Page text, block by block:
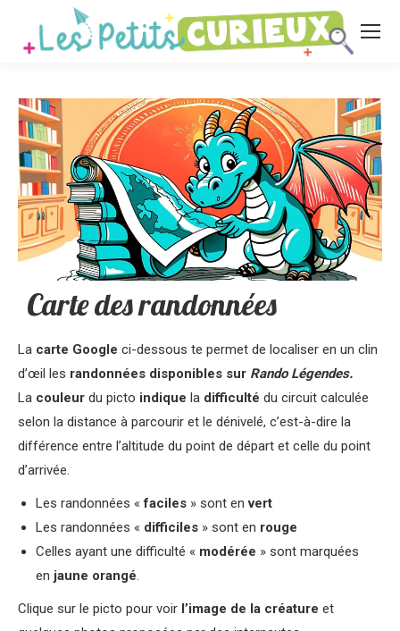
Carte des randonnées
La carte Google ci-dessous te permet de localiser en un clin
d’œil les randonnées disponibles sur Rando Légendes.
La couleur du picto indique la difficulté du circuit calculée
selon la distance à parcourir et le dénivelé, c’est-à-dire la
différence entre l’altitude du point de départ et celle du point
d’arrivée.
Les randonnées «faciles » sont envert
Les randonnées « difficiles » sont en rouge
Celles ayant une difficulté « modérée » sont marquées
en jaune orangé.
Clique sur le picto pour voir l’image de la créature et